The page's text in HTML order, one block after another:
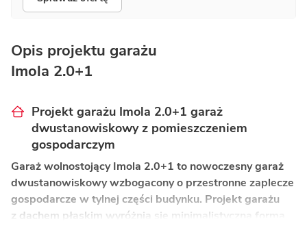
Opis projektu garażu
Imola 2.0+1
Projekt garażu Imola 2.0+1 garaż
dwustanowiskowy z pomieszczeniem
gospodarczym
Garaż wolnostojący Imola 2.0+1 to nowoczesny garaż
dwustanowiskowy wzbogacony o przestronne zaplecze
gospodarcze w tylnej części budynku. Projekt garażu
z dachem płaskim wyróżnia się minimalistyczną formą,